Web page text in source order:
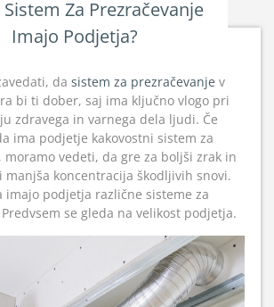
Sistem Za Prezračevanje
Imajo Podjetja?
da sistem za prezračevanje v
bi ti dober, saj ima ključno vlogo pri
zdravega in varnega dela ljudi. Če
ima podjetje kakovostni sistem za
moramo vedeti, da gre za boljši zrak in
manjša koncentracija škodljivih snovi.
imajo podjetja različne sisteme za
se gleda na velikost podjetja.